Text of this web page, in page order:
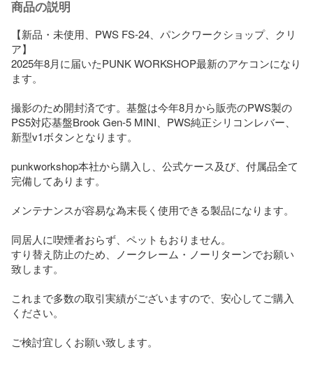
商品の説明
【新品・未使用、PWS FS-24、パンクワークショップ、クリ
ア】
2025年8月に届いたPUNK WORKSHOP最新のアケコンになり
ます。
撮影のため開封済です。基盤は今年8月から販売のPWS製の
PS5対応基盤Brook Gen-5 MINI、PWS純正シリコンレバー、
新型v1ボタンとなります。
punkworkshop本社から購入し、公式ケース及び、付属品全て
完備してあります。
メンテナンスが容易な為末長く使用できる製品になります。
同居人に喫煙者おらず、ペットもおりません。
すり替え防止のため、ノークレーム・ノーリターンでお願い
致します。
これまで多数の取引実績がございますので、安心してご購入
ください。
ご検討宜しくお願い致します。